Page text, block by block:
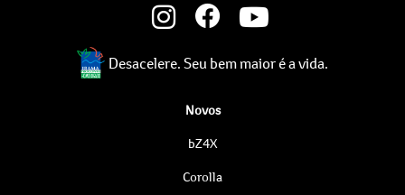
Desacelere. Seu bem maior é a vida.
Novos
bZ4X
Corolla